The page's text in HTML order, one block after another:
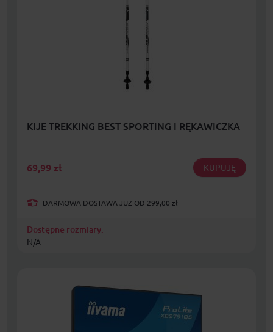
KIJE TREKKING BEST SPORTING I RĘKAWICZKA
69,99 zł KUPUJĘ
DARMOWA DOSTAWA JUŻ OD 299,00 zł
Dostępne rozmiary:
N/A